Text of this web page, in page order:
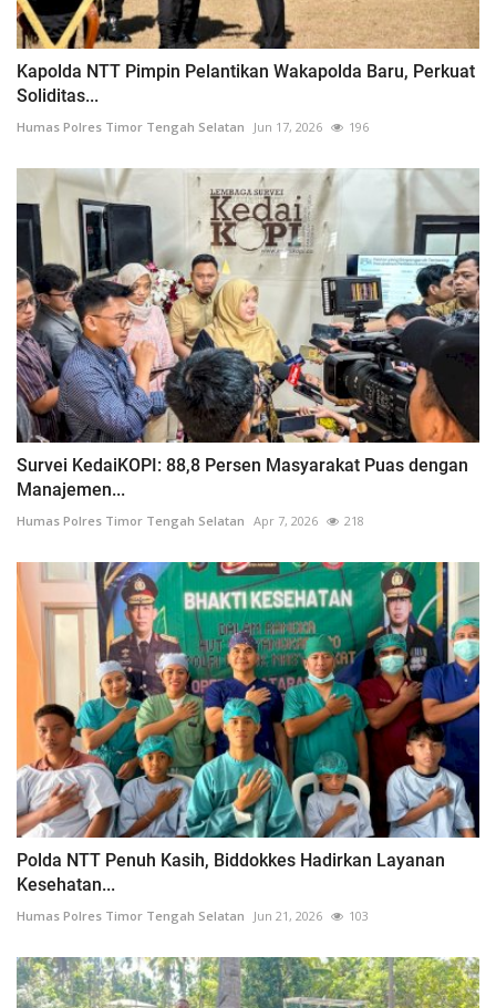
Kapolda NTT Pimpin Pelantikan Wakapolda Baru, Perkuat
Soliditas...
Humas Polres Timor Tengah Selatan Jun 17, 2026 196
Survei KedaiKOPI: 88,8 Persen Masyarakat Puas dengan
Manajemen...
Humas Polres Timor Tengah Selatan Apr 7, 2026 218
Polda NTT Penuh Kasih, Biddokkes Hadirkan Layanan
Kesehatan...
Humas Polres Timor Tengah Selatan Jun 21, 2026 103